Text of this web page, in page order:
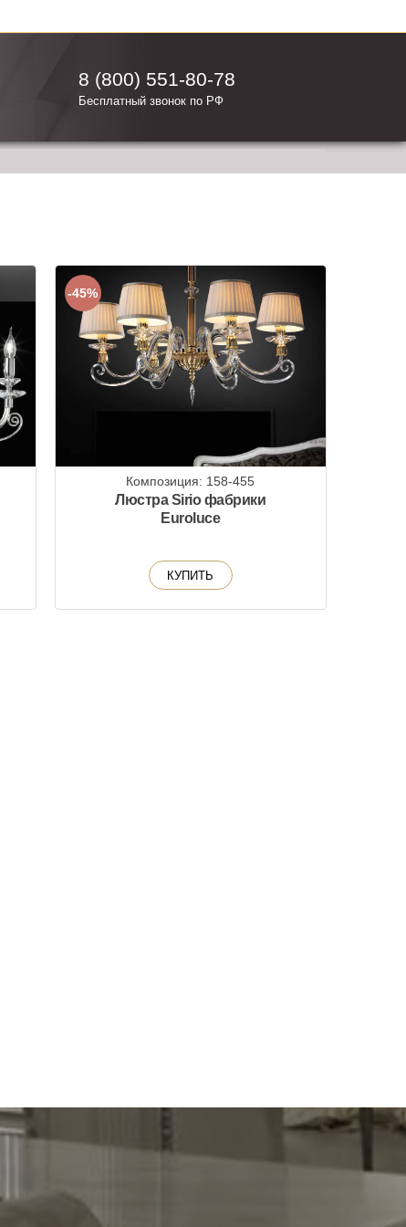
8 (800) 551-80-78
Бесплатный звонок по РФ
-45%
Композиция: 158-455
Люстра Sirio фабрики
Euroluce
КУПИТЬ